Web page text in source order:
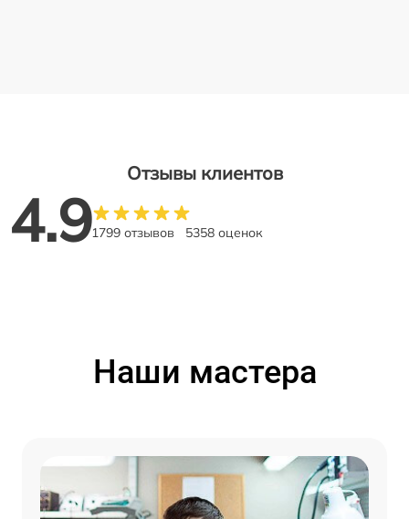
Отзывы клиентов
4.91799 отзывов 5358 оценок
Наши мастера